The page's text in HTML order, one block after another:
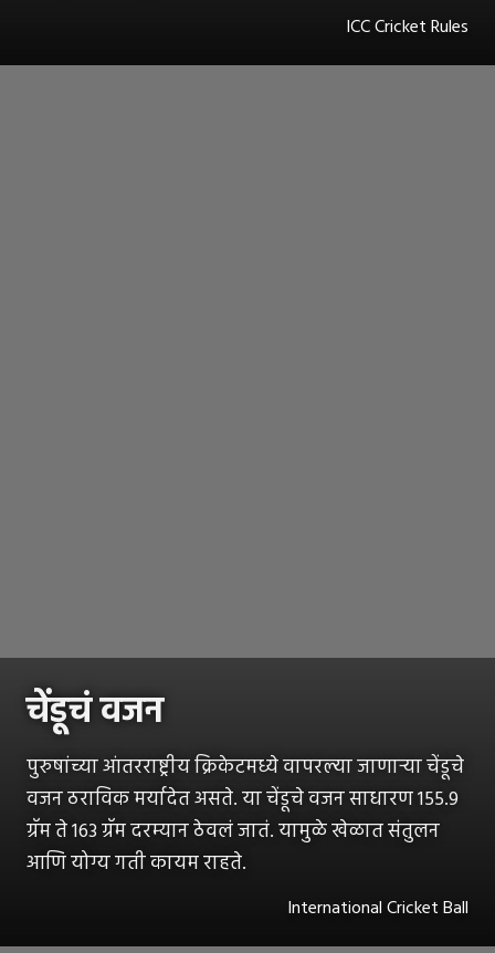
ICC Cricket Rules
चेंडूचं वजन
पुरुषांच्या आंतरराष्ट्रीय क्रिकेटमध्ये वापरल्या जाणाऱ्या चेंडूचे
वजन ठराविक मर्यादेत असते. या चेंडूचे वजन साधारण 155.9
ग्रॅम ते 163 ग्रॅम दरम्यान ठेवलं जातं. यामुळे खेळात संतुलन
आणि योग्य गती कायम राहते.
International Cricket Ball